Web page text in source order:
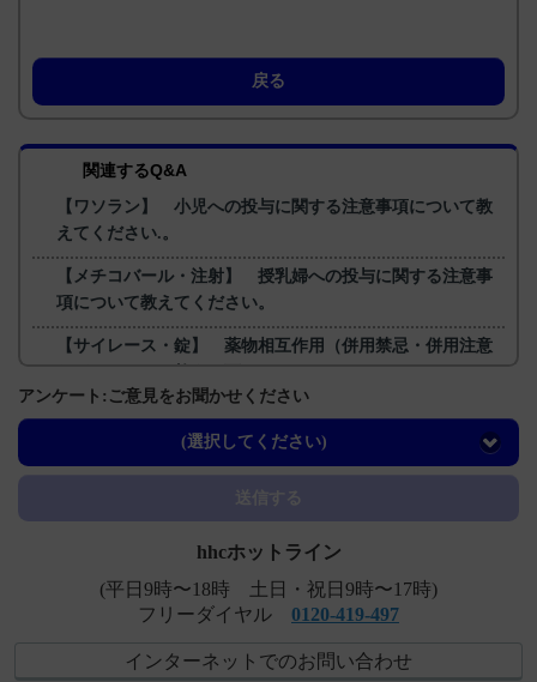
戻る
関連するQ&A
【ワソラン】 小児への投与に関する注意事項について教
えてください.。
【メチコバール・注射】 授乳婦への投与に関する注意事
項について教えてください。
【サイレース・錠】 薬物相互作用（併用禁忌・併用注意
【デエビゴ】 蛋白結合率について教えてください。
【デエビゴ】 禁忌に「重度の肝機能障害のある患者」と
アンケート:ご意見をお聞かせください
(選択してください)
hhcホットライン
(平日9時〜18時 土日・祝日9時〜17時)
フリーダイヤル 0120-419-497
インターネットでのお問い合わせ